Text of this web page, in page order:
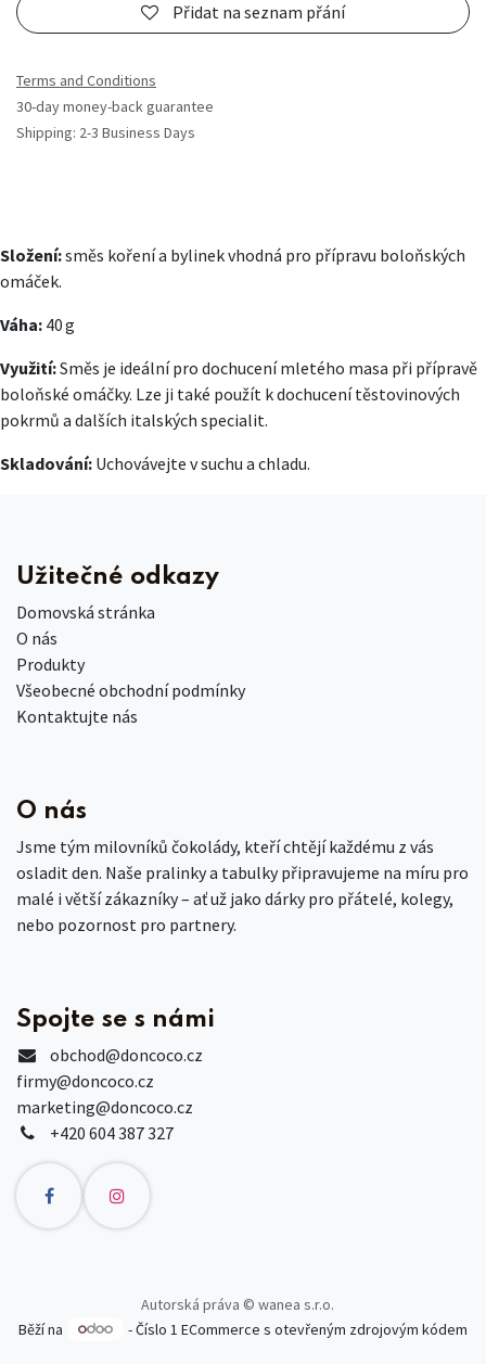
Přidat na seznam přání
Terms and Conditions
30-day money-back guarantee
Shipping: 2-3 Business Days
Složení:směs koření a bylinek vhodná pro přípravu boloňských
omáček.
Váha: 40 g
Využití:Směs je ideální pro dochucení mletého masa při přípravě
boloňské omáčky. Lze ji také použít k dochucení těstovinových
pokrmů a dalších italských specialit.
Skladování: Uchovávejte v suchu a chladu.
Užitečné odkazy
Domovská stránka
O nás
Produkty
Všeobecné obchodní podmínky
Kontaktujte nás
O nás
Jsme tým milovníků čokolády, kteří chtějí každému z vás
osladit den. Naše pralinky a tabulky připravujeme na míru pro
malé i větší zákazníky – ať už jako dárky pro přátelé, kolegy,
nebo pozornost pro partnery.
Spojte se s námi
obchod@doncoco.cz
firmy@doncoco.cz
marketing@doncoco.cz
+420 604 387 327
Autorská práva © wanea s.r.o.
Běží na
- Číslo 1ECommerce s otevřeným zdrojovým kódem